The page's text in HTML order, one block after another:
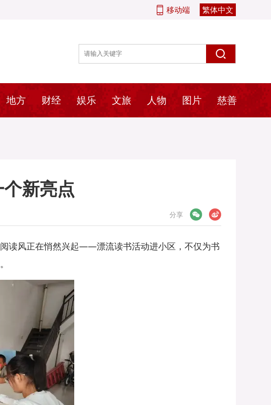
移动端 繁体中文
地方 财经 娱乐 文旅 人物 图片 慈善
新亮点
分享
微博
读风正在悄然兴起——漂流读书活动进小区，不仅为书